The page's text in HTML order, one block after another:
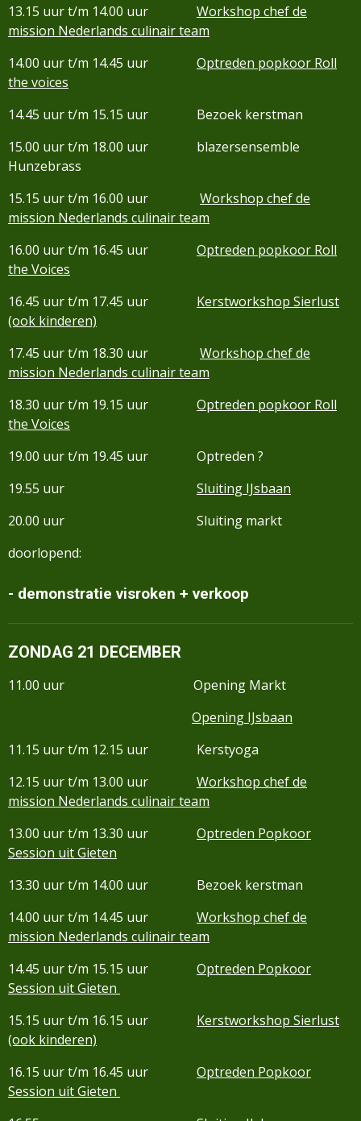
13.15 uur t/m 14.00 uur Workshop chef de
mission Nederlands culinair team
14.00 uur t/m 14.45 uur Optreden popkoor Roll
the voices
14.45 uur t/m 15.15 uur Bezoek kerstman
15.00 uur t/m 18.00 uur blazersensemble
Hunzebrass
15.15 uur t/m 16.00 uur Workshop chef de
mission Nederlands culinair team
16.00 uur t/m 16.45 uur Optreden popkoor Roll
the Voices
16.45 uur t/m 17.45 uur Kerstworkshop Sierlust
(ook kinderen)
17.45 uur t/m 18.30 uur Workshop chef de
mission Nederlands culinair team
18.30 uur t/m 19.15 uur Optreden popkoor Roll
the Voices
19.00 uur t/m 19.45 uur Optreden ?
19.55 uur Sluiting IJsbaan
20.00 uur Sluiting markt
doorlopend:
- demonstratie visroken + verkoop
ZONDAG 21 DECEMBER
11.00 uur Opening Markt
Opening IJsbaan
11.15 uur t/m 12.15 uur Kerstyoga
12.15 uur t/m 13.00 uur Workshop chef de
mission Nederlands culinair team
13.00 uur t/m 13.30 uur Optreden Popkoor
Session uit Gieten
13.30 uur t/m 14.00 uur Bezoek kerstman
14.00 uur t/m 14.45 uur Workshop chef de
mission Nederlands culinair team
14.45 uur t/m 15.15 uur Optreden Popkoor
Session uit Gieten
15.15 uur t/m 16.15 uur Kerstworkshop Sierlust
(ook kinderen)
16.15 uur t/m 16.45 uur Optreden Popkoor
Session uit Gieten